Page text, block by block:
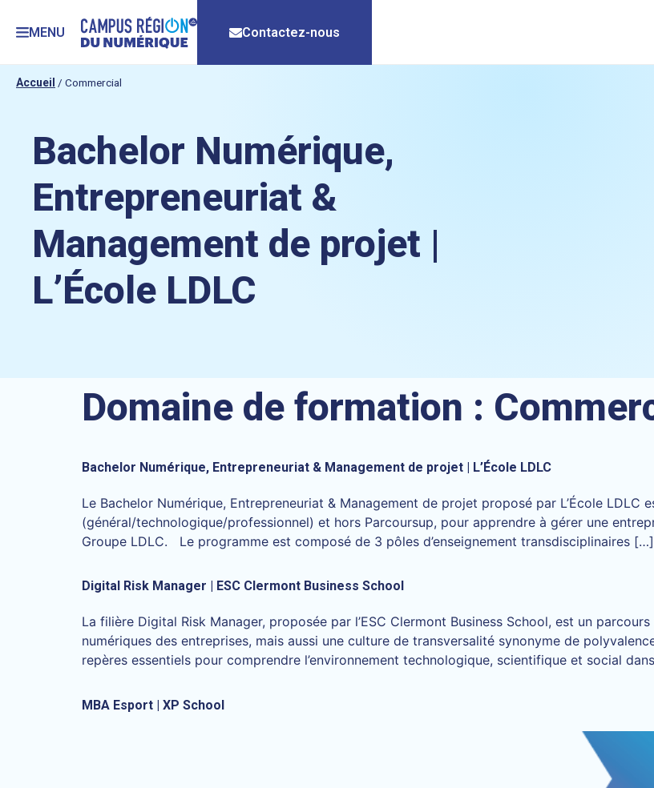
MENU Contactez-nous
Accueil / Commercial
Bachelor Numérique,
Entrepreneuriat &
Management de projet |
L’École LDLC
Domaine de formation :
Bachelor Numérique, Entrepreneuriat & Management de projet | L’École LDLC
Le Bachelor Numérique, Entrepreneuriat & Management de projet proposé par L’École LDLC
(général/technologique/professionnel) et hors Parcoursup, pour apprendre à gérer une
Groupe LDLC. Le programme est composé de 3 pôles d’enseignement transdisciplinaires […]
Digital Risk Manager | ESC Clermont Business School
La filière Digital Risk Manager, proposée par l’ESC Clermont Business School, est un
numériques des entreprises, mais aussi une culture de transversalité synonyme de
repères essentiels pour comprendre l’environnement technologique, scientifique et social
MBA Esport | XP School